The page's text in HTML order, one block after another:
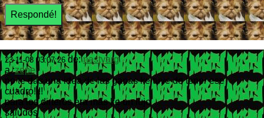
23-11-08 03:07:26de:nastyarg
a :zepe
no te das una idea de las ganas ke tuve de tener ese
cuadro!!!!
para los dirteros era mas ke un lujo
saludos